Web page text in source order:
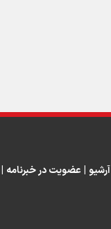
آرشیو عضویت در خبرنامه